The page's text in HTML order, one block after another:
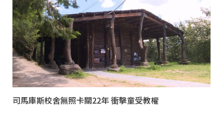
司馬庫斯校舍無照卡關22年 衝擊童受教權